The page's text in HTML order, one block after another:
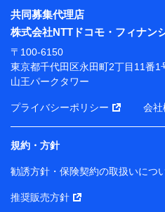
※ パーソナルデータダッシ
管理」の設定状態にかかわら
ります。
※ dポイントクラブ会員では
月11日以降、一度もdポイン
がないお客さまに限る）に関
前に取得した個人データは、
当社は株式会社NTTドコモ
との間で、以下のとおり個
す。
【共同して利用される利用デ
共同募集代理店
株式会社NTTドコモ・フィナン
〒100-6150
東京都千代田区永田町2丁目11番1
山王パークタワー
プライバシーポリシー 会社
規約・方針
勧誘方針・保険契約の取扱いにつ
推奨販売方針